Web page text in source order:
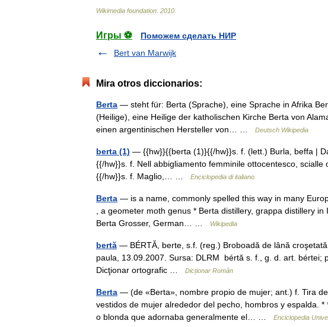
Wikimedia foundation 2010
Игры ⚽
Поможем сделать НИР
Bert van Marwijk
Mira otros diccionarios:
Berta — steht für: Berta (Sprache), eine Sprache in Afrika
(Heilige), eine Heilige der katholischen Kirche Berta von
einen argentinischen Hersteller von… …
Deutsch Wikipedia
berta (1) — {{hw}}{{berta (1)}{{/hw}}s. f. (lett.) Burla, beffa |
{{/hw}}s. f. Nell abbigliamento femminile ottocentesco,
{{/hw}}s. f. Maglio,… …
Enciclopedia di italiano
Berta — is a name, commonly spelled this way in many
, a geometer moth genus * Berta distillery, grappa distillery
Berta Grosser, German… …
Wikipedia
bertă — BÉRTĂ, berte, s.f. (reg.) Broboadă de lână
paula, 13.09.2007. Sursa: DLRM bértă s. f., g. d. art. bértei;
Dicţionar ortografic …
Dicționar Român
Berta — (de «Berta», nombre propio de mujer; ant.) f. Tira
vestidos de mujer alrededor del pecho, hombros y espalda.
o blonda que adornaba generalmente el… …
Enciclopedia